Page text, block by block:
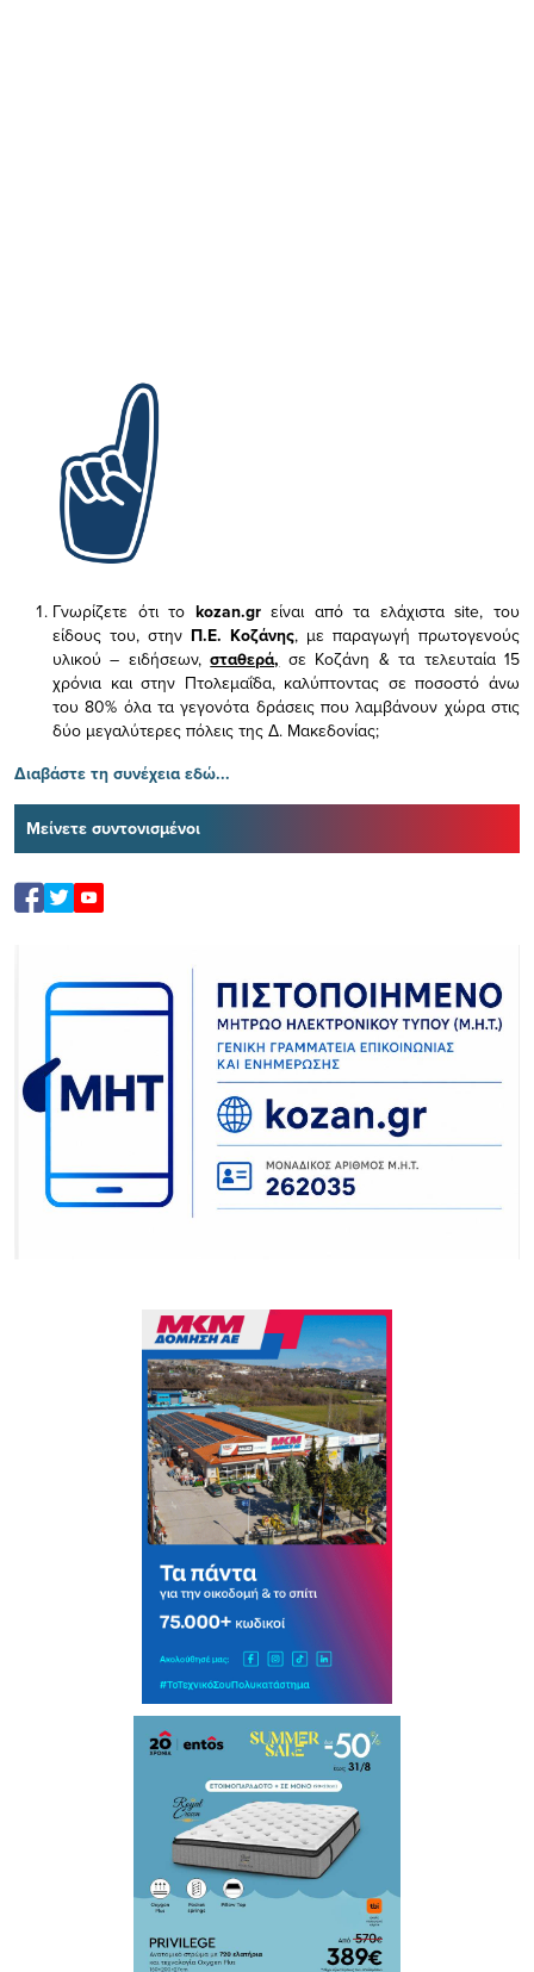
Γνωρίζετε ότι το kozan.gr είναι από τα ελάχισταsite, του
είδους του, στην Π.Ε. Κοζάνης, με παραγωγή πρωτογενούς
υλικού – ειδήσεων,σταθερά, σε Κοζάνη & τα τελευταία 15
χρόνια και στην Πτολεμαΐδα, καλύπτοντας σε ποσοστό άνω
του 80% όλα τα γεγονότα δράσεις που λαμβάνουν χώρα στις
δύο μεγαλύτερες πόλεις της Δ. Μακεδονίας;
Διαβάστε τη συνέχεια εδώ...
Μείνετε συντονισμένοι